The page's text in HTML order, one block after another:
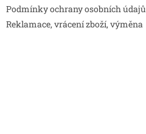
Podmínky ochrany osobních údajů
Reklamace, vrácení zboží, výměna